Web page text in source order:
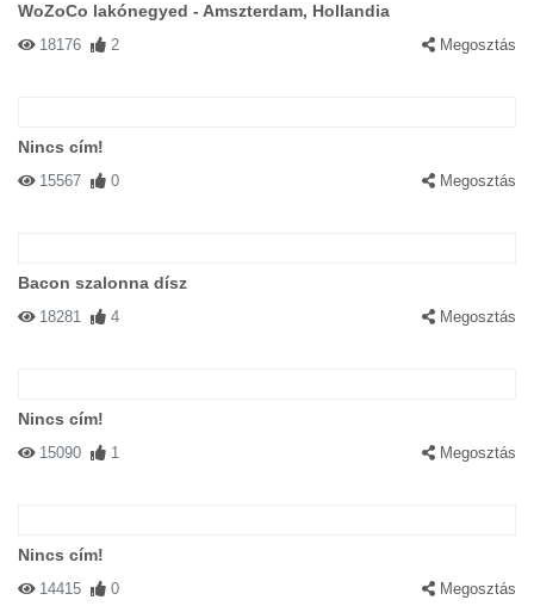
WoZoCo lakónegyed - Amszterdam, Hollandia
18176 2 Megosztás
Nincs cím!
15567 0 Megosztás
Bacon szalonna dísz
18281 4 Megosztás
Nincs cím!
15090 1 Megosztás
Nincs cím!
14415 0 Megosztás